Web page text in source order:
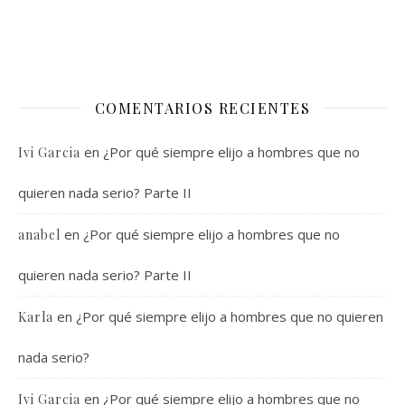
COMENTARIOS RECIENTES
Ivi Garcia en ¿Por qué siempre elijo a hombres que no
quieren nada serio? Parte II
anabel en ¿Por qué siempre elijo a hombres que no
quieren nada serio? Parte II
Karla en ¿Por qué siempre elijo a hombres que no quieren
nada serio?
Ivi Garcia en ¿Por qué siempre elijo a hombres que no